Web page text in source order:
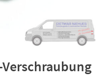
Verschraubung